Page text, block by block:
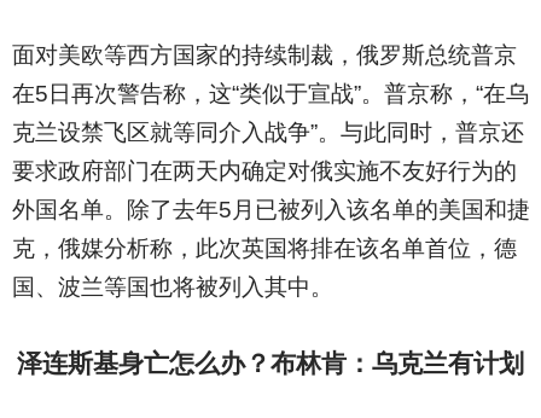
面对美欧等西方国家的持续制裁，俄罗斯总统普京
在5日再次警告称，这“类似于宣战”。普京称，“在乌
克兰设禁飞区就等同介入战争”。与此同时，普京还
要求政府部门在两天内确定对俄实施不友好行为的
外国名单。除了去年5月已被列入该名单的美国和捷
克，俄媒分析称，此次英国将排在该名单首位，德
国、波兰等国也将被列入其中。
泽连斯基身亡怎么办？布林肯：乌克兰有计划